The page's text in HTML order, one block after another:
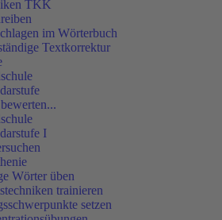
TKK
im Wörterbuch
Textkorrektur
I
Wörter üben
trainieren
setzen